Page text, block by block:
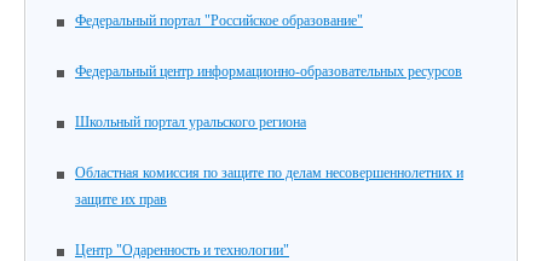
Федеральный портал "Российское образование"
Федеральный центр информационно-образовательных ресурсов
Школьный портал уральского региона
Областная комиссия по защите по делам несовершеннолетних и
защите их прав
Центр "Одаренность и технологии"